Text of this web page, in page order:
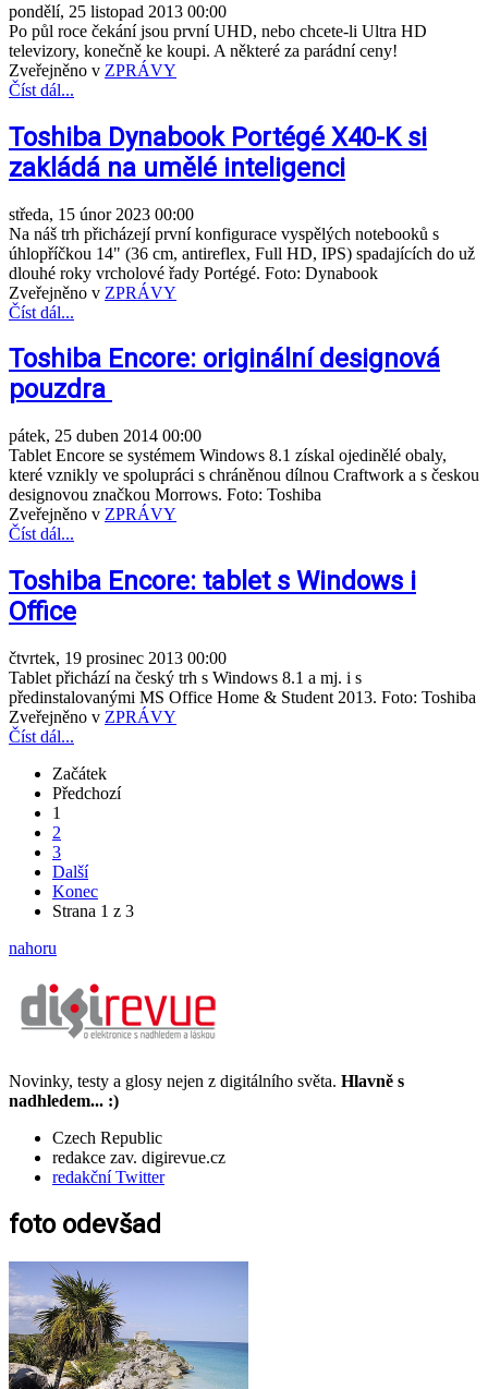
pondělí, 25 listopad 2013 00:00
Po půl roce čekání jsou první UHD, nebo chcete-li Ultra HD
televizory, konečně ke koupi. A některé za parádní ceny!
Zveřejněno v ZPRÁVY
Číst dál...
Toshiba Dynabook Portégé X40-K si
zakládá na umělé inteligenci
středa, 15 únor 2023 00:00
Na náš trh přicházejí první konfigurace vyspělých notebooků s
úhlopříčkou 14" (36 cm, antireflex, Full HD, IPS) spadajících do už
dlouhé roky vrcholové řady Portégé. Foto: Dynabook
Zveřejněno v ZPRÁVY
Číst dál...
Toshiba Encore: originální designová
pouzdra
pátek, 25 duben 2014 00:00
Tablet Encore se systémem Windows 8.1 získal ojedinělé obaly,
které vznikly ve spolupráci s chráněnou dílnou Craftwork a s českou
designovou značkou Morrows. Foto: Toshiba
Zveřejněno v ZPRÁVY
Číst dál...
Toshiba Encore: tablet s Windows i
Office
čtvrtek, 19 prosinec 2013 00:00
Tablet přichází na český trh s Windows 8.1 a mj. i s
předinstalovanými MS Office Home & Student 2013. Foto: Toshiba
Zveřejněno v ZPRÁVY
Číst dál...
Začátek
Předchozí
1
2
3
Další
Konec
Strana 1 z 3
nahoru
Novinky, testy a glosy nejen z digitálního světa. Hlavně s
nadhledem... :)
Czech Republic
redakce zav. digirevue.cz
redakční Twitter
foto odevšad